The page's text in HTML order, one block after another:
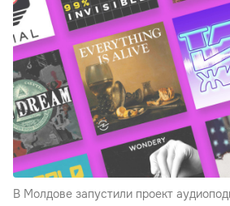
В Молдове запустили проект